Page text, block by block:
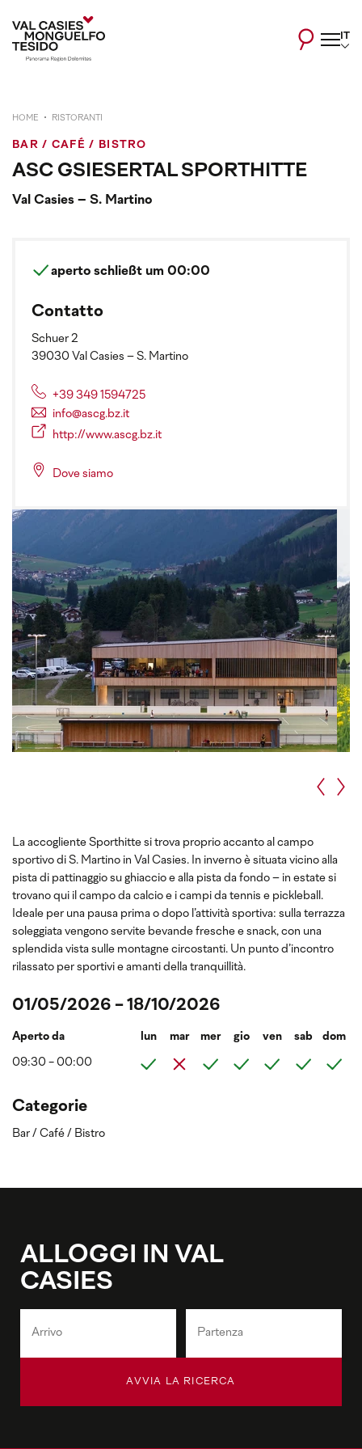
IT
HOME RISTORANTI
BAR / CAFÉ / BISTRO
ASC GSIESERTAL SPORTHITTE
Val Casies – S. Martino
La accogliente Sporthitte si trova proprio accanto al campo
sportivo di S. Martino in Val Casies. In inverno è situata vicino alla
pista di pattinaggio su ghiaccio e alla pista da fondo – in estate si
trovano qui il campo da calcio e i campi da tennis e pickleball.
Ideale per una pausa prima o dopo l’attività sportiva: sulla terrazza
soleggiata vengono servite bevande fresche e snack, con una
splendida vista sulle montagne circostanti. Un punto d’incontro
rilassato per sportivi e amanti della tranquillità.
01/05/2026 - 18/10/2026
Aperto da lun mar mer gio ven sab dom
09:30 - 00:00
Categorie
Bar / Café / Bistro
aperto schließt um 00:00
Contatto
Schuer 2
39030 Val Casies – S. Martino
+39 349 1594725
info@ascg.bz.it
http://www.ascg.bz.it
Dove siamo
ALLOGGI IN VAL
CASIES
AVVIA LA RICERCA